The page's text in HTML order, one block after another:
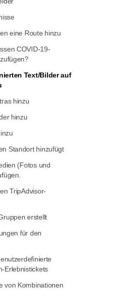
eine Route hinzu
COVID-19-
Text/Bilder auf
hinzu
hinzu
Standort hinzufügt
(Fotos und
TripAdvisor-
erstellt
für den
Erlebnistickets
von Kombinationen